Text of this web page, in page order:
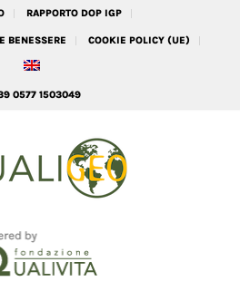
RAPPORTO DOP IGP
BENESSERE COOKIE POLICY (UE)
0577 1503049